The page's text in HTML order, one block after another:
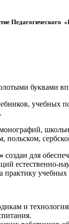
буквами
учебных
польском,
создан для
естественно-
практику
и